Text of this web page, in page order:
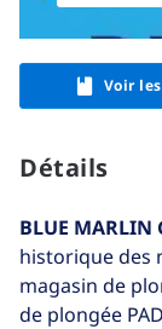
Voir
Détails
BLUE MARLIN
historique des
magasin de
de plongée